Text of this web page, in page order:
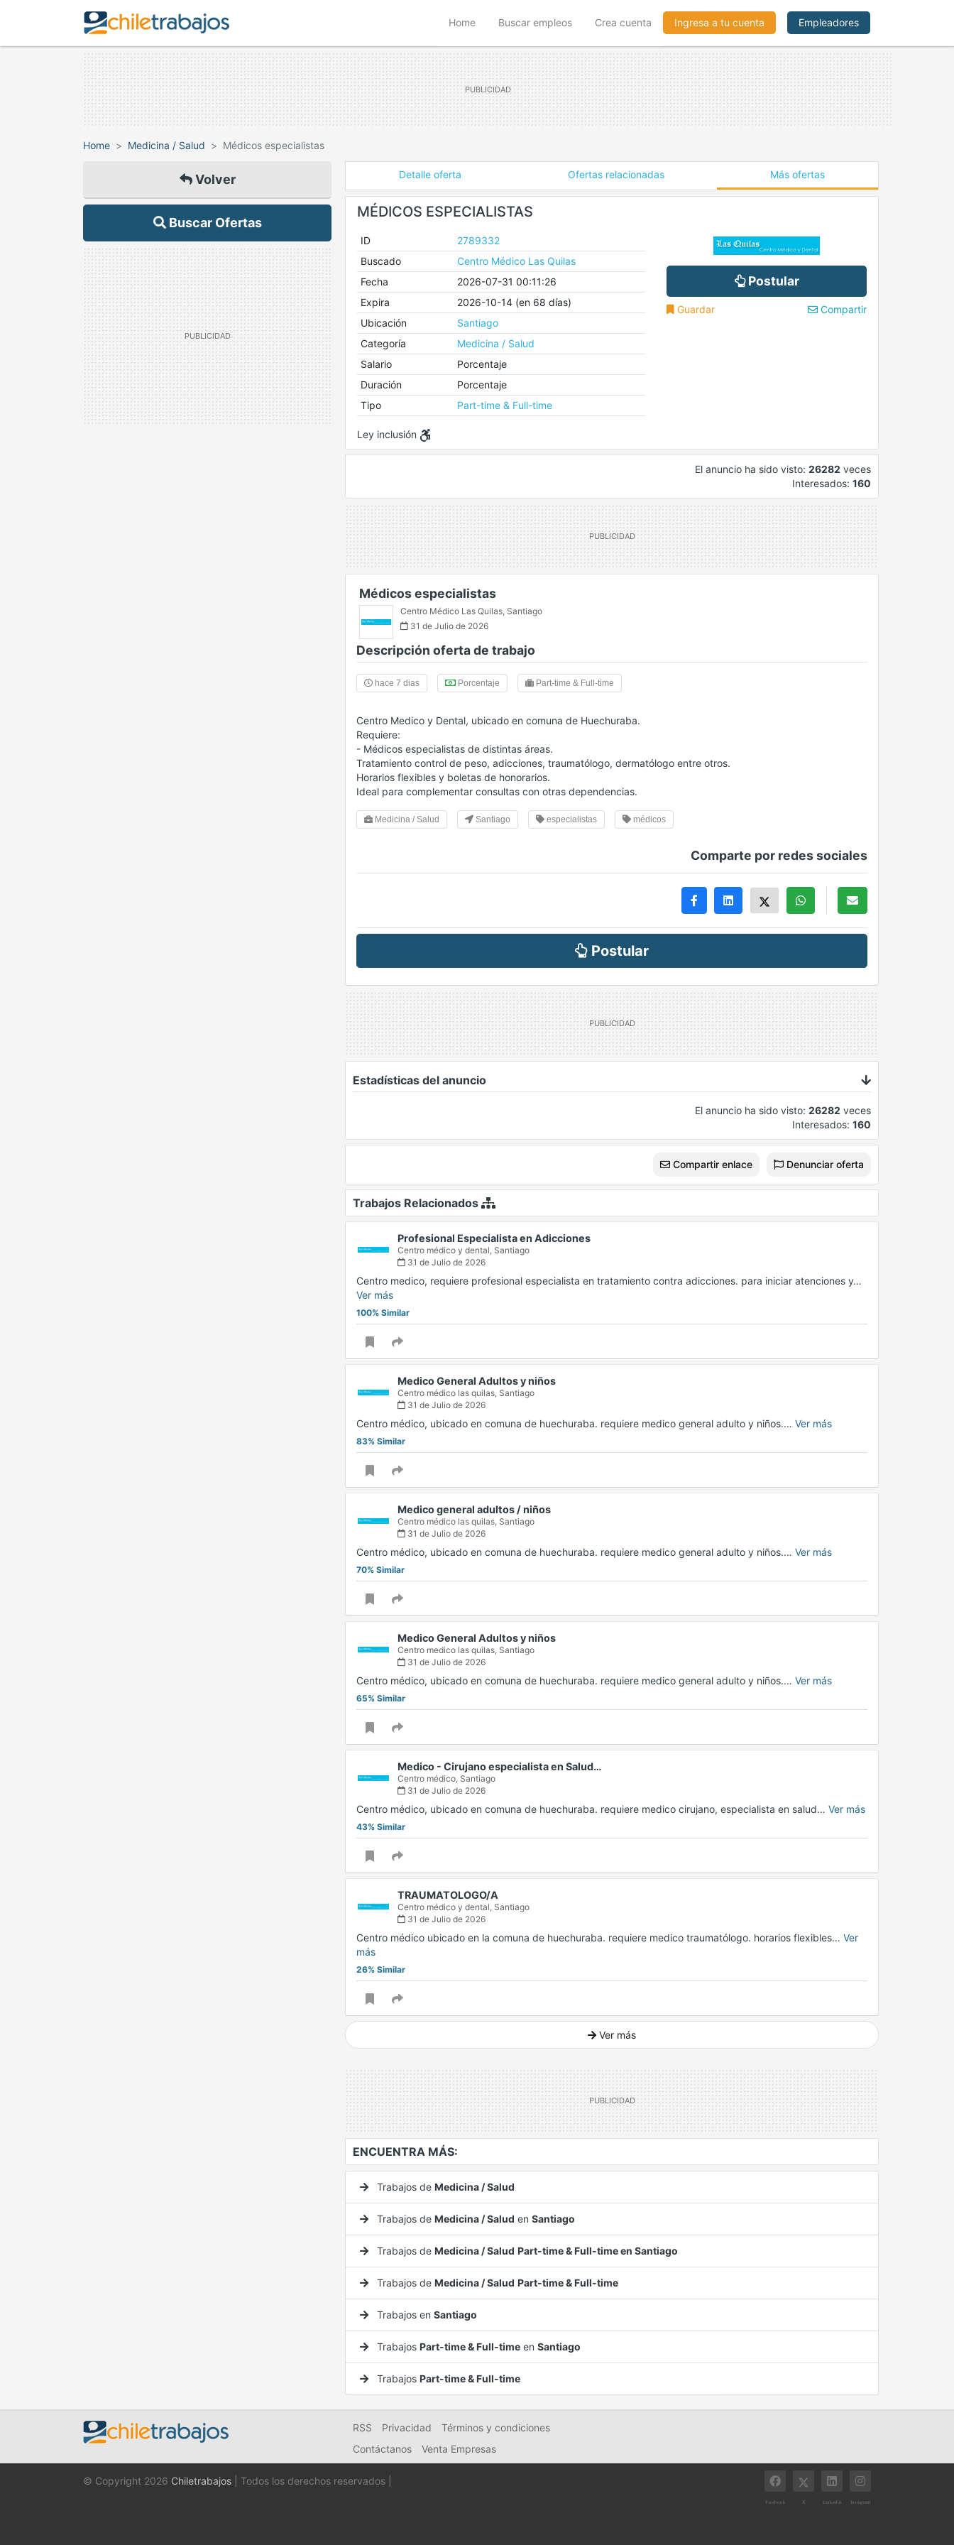
Home(current)Buscar empleos Crea cuenta Ingresa a tu cuenta Empleadores
Home Medicina / Salud Médicos especialistas
Volver
Buscar Ofertas
Detalle oferta Ofertas relacionadas Más ofertas
MÉDICOS ESPECIALISTAS
ID
2789332
Buscado
Centro Médico Las Quilas
Fecha
2026-07-31 00:11:26
Expira
2026-10-14 (en 68 días)
Ubicación
Santiago
Categoría
Medicina / Salud
Salario
Porcentaje
Duración
Porcentaje
Tipo
Part-time & Full-time
Ley inclusión
Postular
Guardar Compartir
El anuncio ha sido visto: 26282 veces
Interesados: 160
Médicos especialistas
Centro Médico Las Quilas, Santiago
31 de Julio de 2026
Descripción oferta de trabajo
hace 7 dias Porcentaje Part-time & Full-time
Centro Medico y Dental, ubicado en comuna de Huechuraba.
Requiere:
- Médicos especialistas de distintas áreas.
Tratamiento control de peso, adicciones, traumatólogo, dermatólogo entre otros.
Horarios flexibles y boletas de honorarios.
Ideal para complementar consultas con otras dependencias.
Medicina / Salud Santiago especialistas médicos
Comparte por redes sociales
Postular
Estadísticas del anuncio
El anuncio ha sido visto: 26282 veces
Interesados: 160
Compartir enlace Denunciar oferta
Trabajos Relacionados
Profesional Especialista en Adicciones
Centro médico y dental, Santiago
31 de Julio de 2026
Centro medico, requiere profesional especialista en tratamiento contra adicciones. para iniciar atenciones y…
Ver más
100% Similar
Medico General Adultos y niños
Centro médico las quilas, Santiago
31 de Julio de 2026
Centro médico, ubicado en comuna de huechuraba. requiere medico general adulto y niños.… Ver más
83% Similar
Medico general adultos / niños
Centro médico las quilas, Santiago
31 de Julio de 2026
Centro médico, ubicado en comuna de huechuraba. requiere medico general adulto y niños.… Ver más
70% Similar
Medico General Adultos y niños
Centro medico las quilas, Santiago
31 de Julio de 2026
Centro médico, ubicado en comuna de huechuraba. requiere medico general adulto y niños.… Ver más
65% Similar
Medico - Cirujano especialista en Salud…
Centro médico, Santiago
31 de Julio de 2026
Centro médico, ubicado en comuna de huechuraba. requiere medico cirujano, especialista en salud… Ver más
43% Similar
TRAUMATOLOGO/A
Centro médico y dental, Santiago
31 de Julio de 2026
Centro médico ubicado en la comuna de huechuraba. requiere medico traumatólogo. horarios flexibles… Ver
más
26% Similar
Ver más
ENCUENTRA MÁS:
Trabajos de Medicina / Salud
Trabajos de Medicina / Salud en Santiago
Trabajos de Medicina / Salud Part-time & Full-time en Santiago
Trabajos de Medicina / Salud Part-time & Full-time
Trabajos en Santiago
Trabajos Part-time & Full-time en Santiago
Trabajos Part-time & Full-time
RSS Privacidad
Términos y condiciones
Contáctanos
Venta Empresas
© Copyright 2026 Chiletrabajos | Todos los derechos reservados |
Facebook X Linkedin Instagram